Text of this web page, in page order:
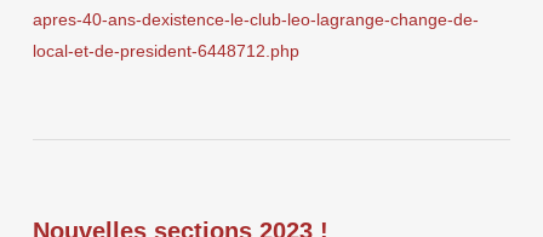
apres-40-ans-dexistence-le-club-leo-lagrange-change-de-
local-et-de-president-6448712.php
Nouvelles sections 2023 !